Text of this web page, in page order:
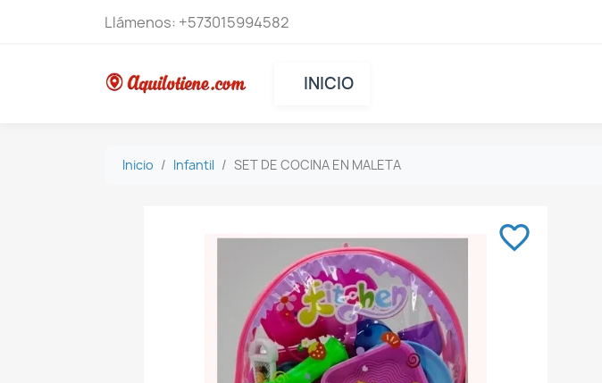
Llámenos: +573015994582
INICIO
Inicio Infantil SET DE COCINA EN MALETA
favorite_border